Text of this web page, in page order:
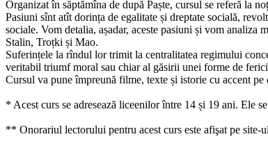
Organizat în săptămîna de după Paște, cursul se referă la
Pasiuni sînt atît dorința de egalitate și dreptate socială,
sociale. Vom detalia, așadar, aceste pasiuni și vom
Stalin, Troțki și Mao.
Suferințele la rîndul lor trimit la centralitatea regimului
veritabil triumf moral sau chiar al găsirii unei forme de
Cursul va pune împreună filme, texte și istorie cu accent
* Acest curs se adresează liceenilor între 14 și 19 ani. Ele
** Onorariul lectorului pentru acest curs este afişat pe site-